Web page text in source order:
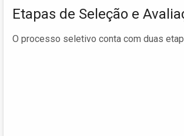
Etapas de Seleção e
O processo seletivo conta com duas